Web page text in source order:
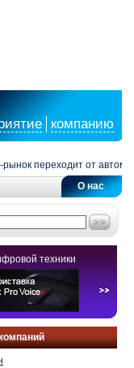
компанию
переходит от
О нас
техники